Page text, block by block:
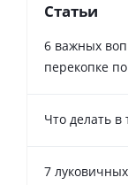
Статьи
6 важных
перекопке
Что делать
7